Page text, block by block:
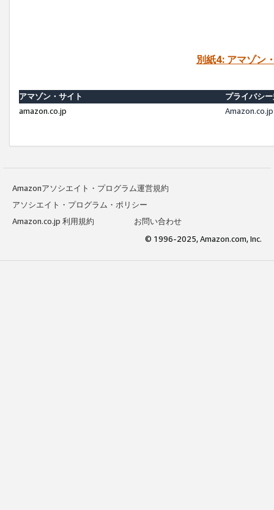
別紙4: アマゾン
アマゾン・サイト
プライバシ
amazon.co.jp
Amazonアソシエイト・プログラム運営規約
アソシエイト・プログラム・ポリシー
Amazon.co.jp 利用規約
お問い合わせ
© 1996-2025, Amazon.com, Inc.